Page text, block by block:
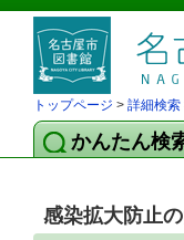
トップページ > 詳細検索
かんたん検
感染拡大防止